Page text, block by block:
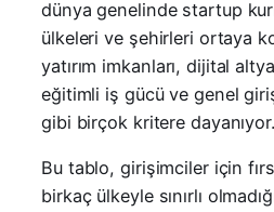
dünya genelinde startup
ülkeleri ve şehirleri ortaya
yatırım imkanları, dijital
eğitimli iş gücü ve genel
gibi birçok kritere dayanıyor.
Bu tablo, girişimciler için
birkaç ülkeyle sınırlı